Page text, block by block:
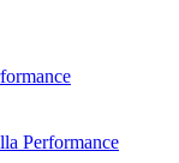
Performance